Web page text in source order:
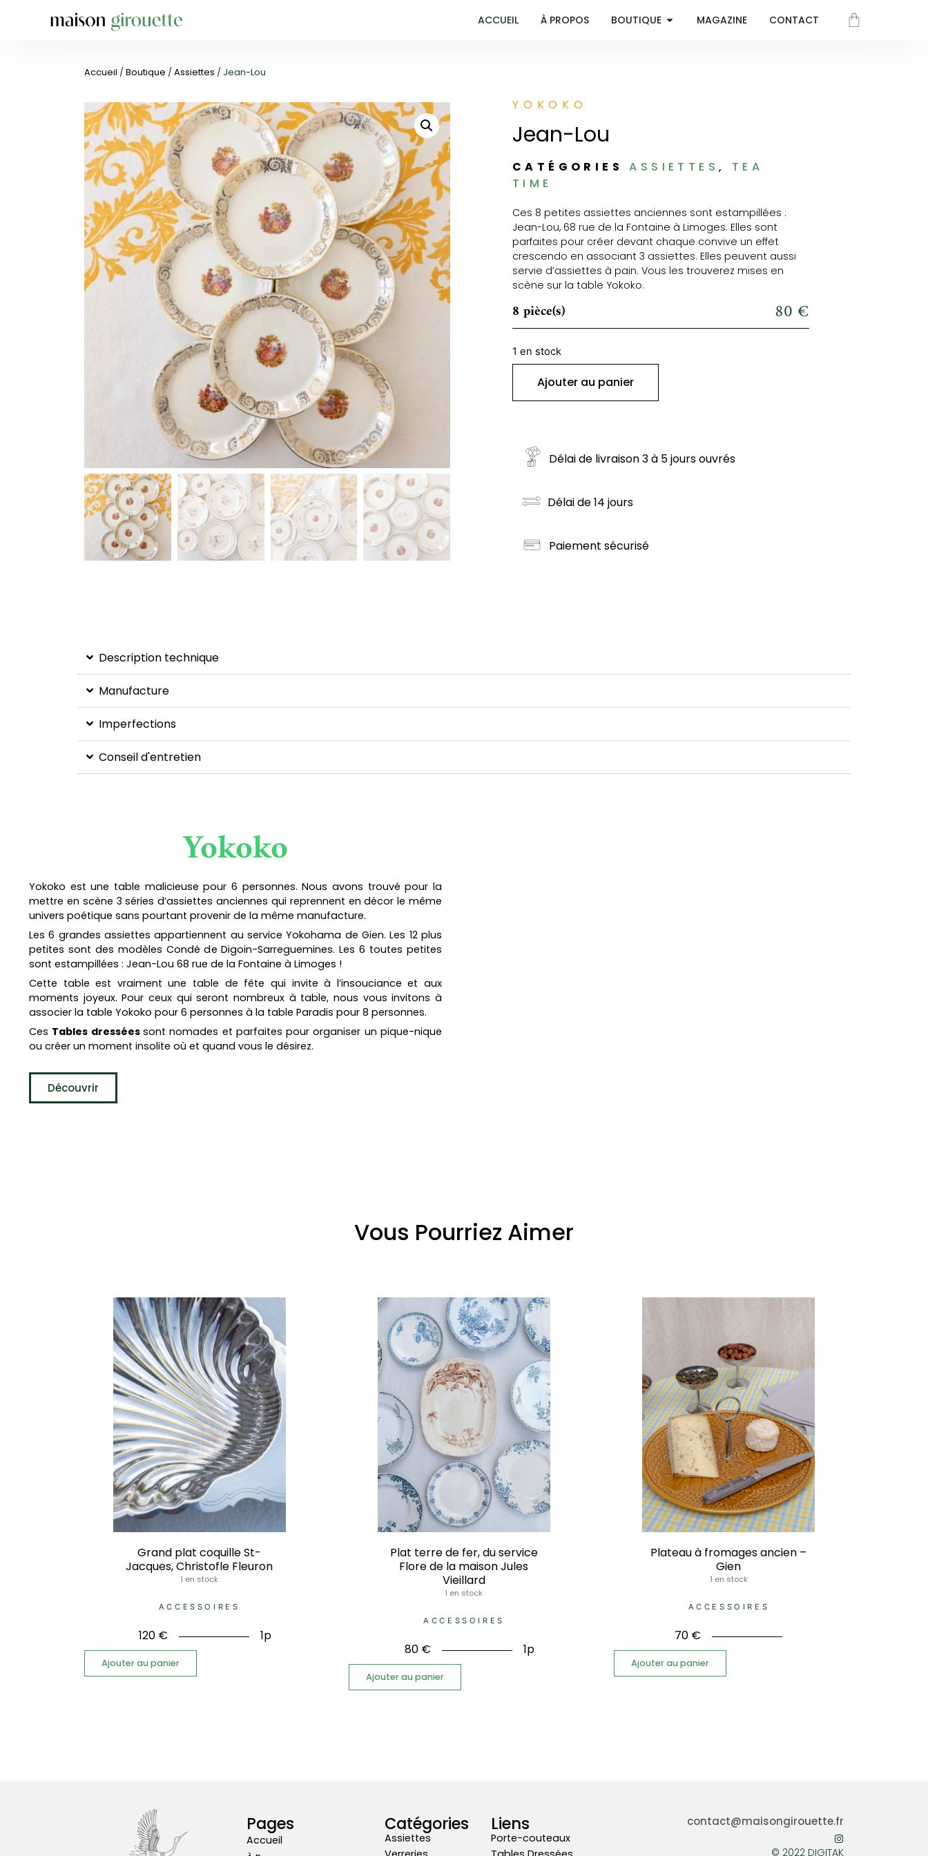
ACCUEIL À PROPOS BOUTIQUE MAGAZINE CONTACT
Accueil / Boutique / Assiettes / Jean-Lou
YOKOKO
Jean-Lou
CATÉGORIES ASSIETTES, TEA
TIME
Ces 8 petites assiettes anciennes sont estampillées :
Jean-Lou, 68 rue de la Fontaine à Limoges. Elles sont
parfaites pour créer devant chaque convive un effet
crescendo en associant 3 assiettes. Elles peuvent aussi
servie d’assiettes à pain. Vous les trouverez mises en
scène sur la table Yokoko.
8 pièce(s) 80 €
1 en stock
Ajouter au panier
Délai de livraison 3 à 5 jours ouvrés
Délai de 14 jours
Paiement sécurisé
Description technique
Manufacture
Imperfections
Conseil d'entretien
Yokoko
Yokoko est une table malicieuse pour 6 personnes. Nous avons trouvé pour la
mettre en scène 3 séries d’assiettes anciennes qui reprennent en décor le même
univers poétique sans pourtant provenir de la même manufacture.
Les 6 grandes assiettes appartiennent au service Yokohama de Gien. Les 12 plus
petites sont des modèles Condé de Digoin-Sarreguemines. Les 6 toutes petites
sont estampillées : Jean-Lou 68 rue de la Fontaine à Limoges !
Cette table est vraiment une table de fête qui invite à l’insouciance et aux
moments joyeux. Pour ceux qui seront nombreux à table, nous vous invitons à
associer la table Yokoko pour 6 personnes à la table Paradis pour 8 personnes.
Ces Tables dressées sont nomades et parfaites pour organiser un pique-nique
ou créer un moment insolite où et quand vous le désirez.
Découvrir
Vous Pourriez Aimer
Grand plat coquille St-
Jacques, Christofle Fleuron
1 en stock
ACCESSOIRES
120 € 1p
Ajouter au panier
Plat terre de fer, du service
Flore de la maison Jules
Vieillard
1 en stock
ACCESSOIRES
80 € 1p
Ajouter au panier
Plateau à fromages ancien –
Gien
1 en stock
ACCESSOIRES
70 €
Ajouter au panier
Pages
Accueil
Catégories
Assiettes
Liens
Porte-couteaux
contact@maisongirouette.fr
© 2022 DIGITAK